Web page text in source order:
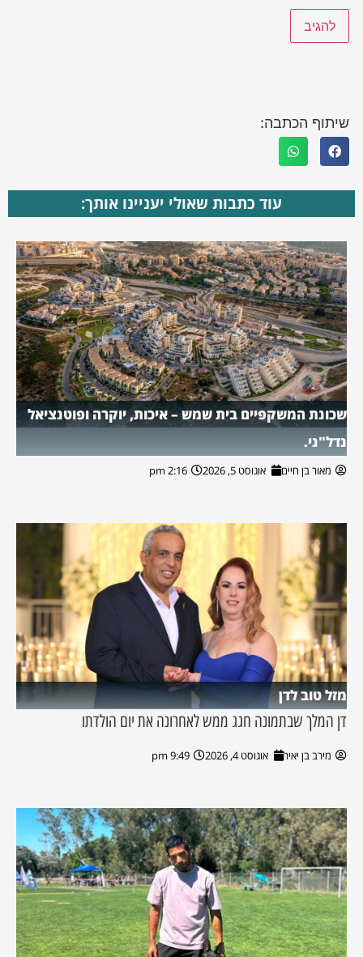
שיתוף הכתבה:
עוד כתבות שאולי יעניינו אותך:
שכונת המשקפיים בית שמש – איכות, יוקרה ופוטנציאל
נדל"ני.
מאור בן חיים אוגוסט 5, 2026 2:16 pm
מזל טוב לדן
דן המלך שבתמונה חגג ממש לאחרונה את יום הולדתו
מירב בן יאיר אוגוסט 4, 2026 9:49 pm